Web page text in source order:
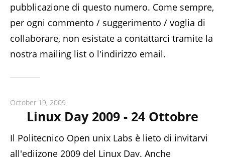
pubblicazione di questo numero. Come sempre,
per ogni commento / suggerimento / voglia di
collaborare, non esistate a contattarci tramite la
nostra mailing list o l'indirizzo email.
October 19, 2009
Linux Day 2009 - 24 Ottobre
Il Politecnico Open unix Labs è lieto di invitarvi
all'ediizone 2009 del Linux Day. Anche